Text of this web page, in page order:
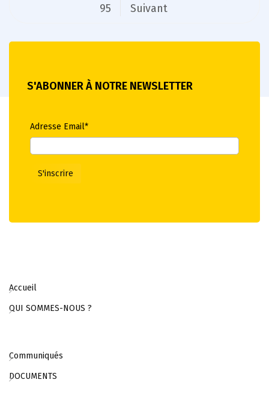
95 Suivant
S'ABONNER À NOTRE NEWSLETTER
Adresse Email*
Accueil
QUI SOMMES-NOUS ?
Communiqués
DOCUMENTS